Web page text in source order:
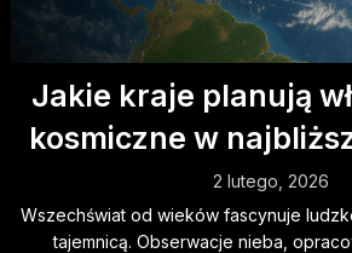
Jakie kraje planują
kosmiczne w
2 lutego, 2026
Wszechświat od wieków fascynuje
tajemnicą. Obserwacje nieba,